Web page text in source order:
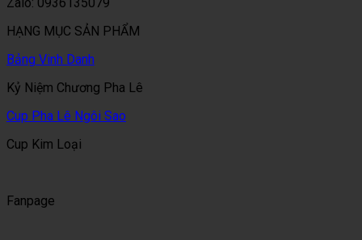
HẠNG MỤC SẢN PHẨM
Bảng Vinh Danh
Kỷ Niệm Chương Pha Lê
Cup Pha Lê Ngôi Sao
Cup Kim Loại
Fanpage